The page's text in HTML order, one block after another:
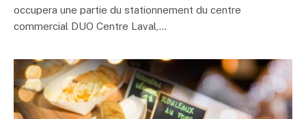
occupera une partie du stationnement du centre
commercial DUO Centre Laval,…